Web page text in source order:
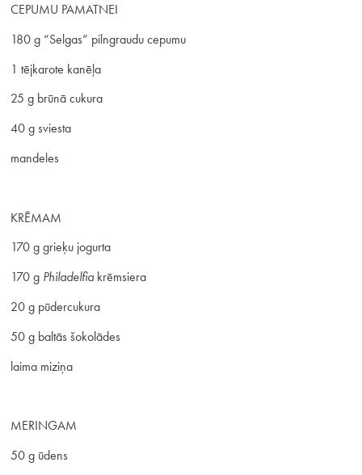
CEPUMU PAMATNEI
180 g “Selgas” pilngraudu cepumu
1 tējkarote kanēļa
25 g brūnā cukura
40 g sviesta
mandeles
KRĒMAM
170 g grieķu jogurta
170 g Philadelfiakrēmsiera
20 g pūdercukura
50 g baltās šokolādes
laima miziņa
MERINGAM
50 g ūdens